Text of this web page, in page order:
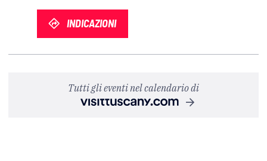
INDICAZIONI
Tutti gli eventi nel calendario di